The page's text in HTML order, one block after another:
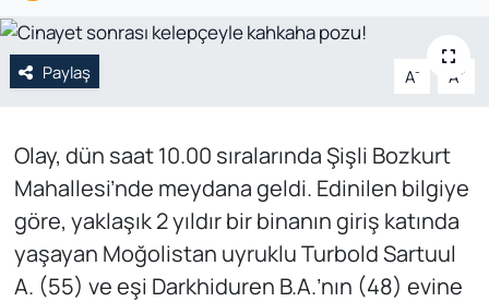
Paylaş A- A +
Olay, dün saat 10.00 sıralarında Şişli Bozkurt
Mahallesi’nde meydana geldi. Edinilen bilgiye
göre, yaklaşık 2 yıldır bir binanın giriş katında
yaşayan Moğolistan uyruklu Turbold Sartuul
A. (55) ve eşi Darkhiduren B.A.’nın (48) evine
Özel Haber
Siyaset
Spor
Web Tv